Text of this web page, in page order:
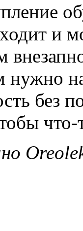
и
нужно
без